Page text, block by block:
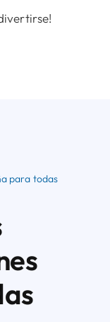
para todas